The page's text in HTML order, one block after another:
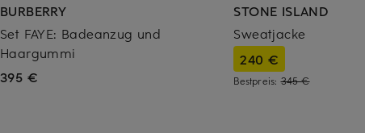
BURBERRY
Set FAYE: Badeanzug und
Haargummi
395 €
STONE ISLAND
Sweatjacke
240 €
Bestpreis:345 €